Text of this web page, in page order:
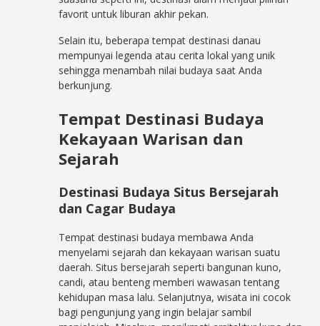
favorit untuk liburan akhir pekan.
Selain itu, beberapa tempat destinasi danau
mempunyai legenda atau cerita lokal yang unik
sehingga menambah nilai budaya saat Anda
berkunjung.
Tempat Destinasi Budaya
Kekayaan Warisan dan
Sejarah
Destinasi Budaya Situs Bersejarah
dan Cagar Budaya
Tempat destinasi budaya membawa Anda
menyelami sejarah dan kekayaan warisan suatu
daerah. Situs bersejarah seperti bangunan kuno,
candi, atau benteng memberi wawasan tentang
kehidupan masa lalu. Selanjutnya, wisata ini cocok
bagi pengunjung yang ingin belajar sambil